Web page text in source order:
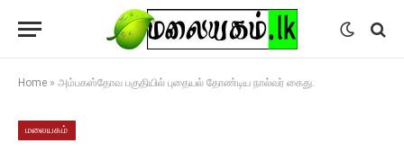
Home » அம்பகஸ்தோவ பகுதியில் புதையல் தோண்டிய நால்வர் கைது.
மலையகம்